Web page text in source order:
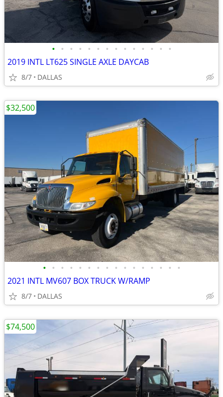
• • • • • • • • • • • • • •
2019 INTL LT625 SINGLE AXLE DAYCAB
8/7 DALLAS
• • • • • • • • • • • • • • • •
2021 INTL MV607 BOX TRUCK W/RAMP
8/7 DALLAS
$32,500
$74,500